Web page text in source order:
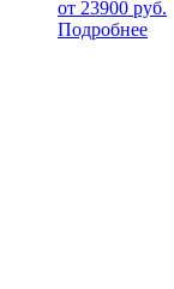
от 23900 руб.
Подробнее